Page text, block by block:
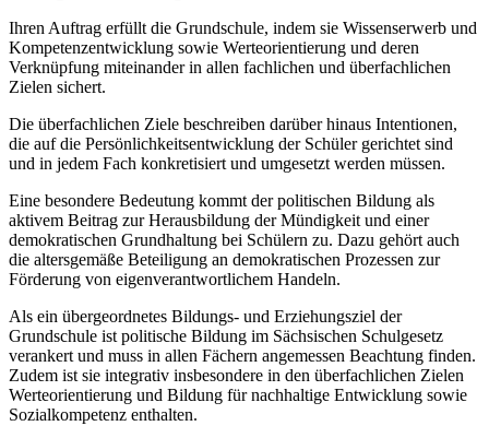
Ihren Auftrag erfüllt die Grundschule, indem sie Wissenserwerb und
Kompetenzentwicklung sowie Werteorientierung und deren
Verknüpfung miteinander in allen fachlichen und überfachlichen
Zielen sichert.
Die überfachlichen Ziele beschreiben darüber hinaus Intentionen,
die auf die Persönlichkeitsentwicklung der Schüler gerichtet sind
und in jedem Fach konkretisiert und umgesetzt werden müssen.
Eine besondere Bedeutung kommt der politischen Bildung als
aktivem Beitrag zur Herausbildung der Mündigkeit und einer
demokratischen Grundhaltung bei Schülern zu. Dazu gehört auch
die altersgemäße Beteiligung an demokratischen Prozessen zur
Förderung von eigenverantwortlichem Handeln.
Als ein übergeordnetes Bildungs- und Erziehungsziel der
Grundschule ist politische Bildung im Sächsischen Schulgesetz
verankert und muss in allen Fächern angemessen Beachtung finden.
Zudem ist sie integrativ insbesondere in den überfachlichen Zielen
Werteorientierung und Bildung für nachhaltige Entwicklung sowie
Sozialkompetenz enthalten.